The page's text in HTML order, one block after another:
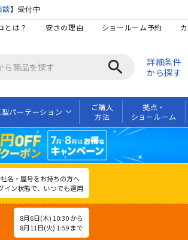
談】受付中
とは？ 安さの理由 ショールーム予約
search
詳細条件
から探す
パーテーション
ご購入
方法
拠点・
ショールーム
名・屋号をお持ちの方へ
イン状態で、いつでも適用
8月6日(木) 10:30 から
8月11日(火) 1:59 まで